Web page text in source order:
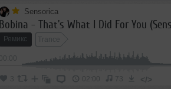
Sensorica
Bobina - That's What I Did For You
Ремикс Trance
3 02:00 73 </>